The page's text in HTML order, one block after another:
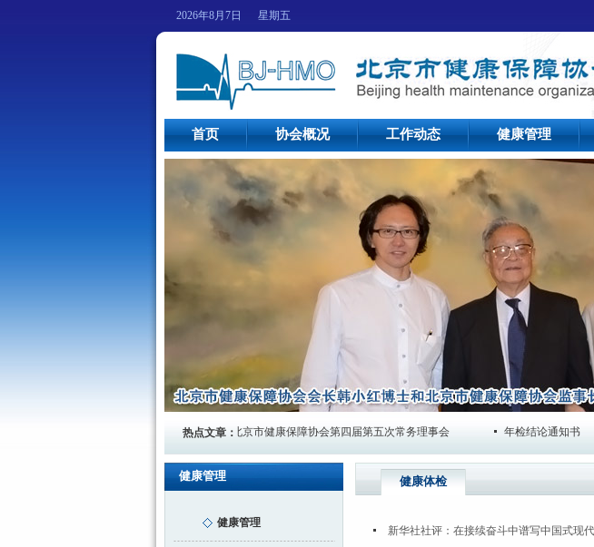
2026年8月7日 星期五
首页 协会概况 工作动态 健康管理
热点文章：北京市健康保障协会第四届第五次常务理事会 年检结论通知书
健康管理 健康体检
健康管理
新华社社评：在接续奋斗中谱写中国式现